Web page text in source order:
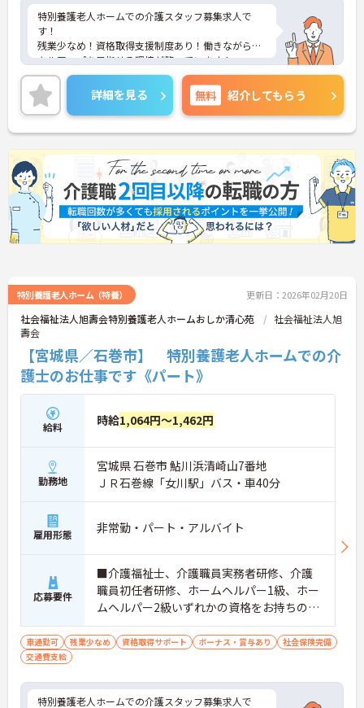
特別養護老人ホームでの介護スタッフ募集求人で
す！
残業少なめ！資格取得支援制度あり！働きながらス
キルアップを目指せる環境が整っています！
ご興味ある方には、面接のポイントなど、さらに詳
細をお話致しますのでお気軽にご相談ください。
詳細を見る 無料 紹介してもらう
特別養護老人ホーム（特養） 更新日：2026年02月20日
社会福祉法人旭壽会特別養護老人ホームおしか清心苑
社会福祉法人旭
壽会
【宮城県／石巻市】 特別養護老人ホームでの介
護士のお仕事です《パート》
給料 時給1,064円～1,462円
勤務地
宮城県 石巻市 鮎川浜清崎山7番地
ＪＲ石巻線「女川駅」バス・車40分
雇用形態 非常勤・パート・アルバイト
応募要件
■介護福祉士、介護職員実務者研修、介護
職員初任者研修、ホームヘルパー1級、ホー
ムヘルパー2級いずれかの資格をお持ちの方
※無資格・未経験応相談 ■普通自動車運転
免許（AT限定可）
車通勤可 残業少なめ 資格取得サポート ボーナス・賞与あり
社会保険完備
交通費支給
特別養護老人ホームでの介護スタッフ募集求人で